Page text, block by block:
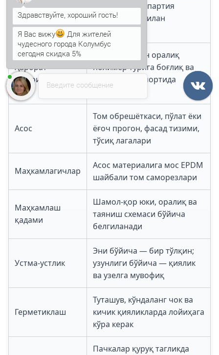
Ёнғин хусусияти
кўрсаткичлар партия
ҳужжатлари билан
тасдиқланади
Ҳарорат
шароити
Рухсат этилган оралиқ
полимер турига боғлиқ ва
маҳсулот паспортида
берилади
Асос
Том обрешёткаси, пўлат ёки
ёғоч прогон, фасад тизими,
тўсиқ лагалари
Маҳкамлагичлар
Асос материалига мос EPDM
шайбали том саморезлари
Маҳкамлаш
қадами
Шамол-қор юки, оралиқ ва
таяниш схемаси бўйича
белгиланади
Устма-устлик
Эни бўйича — бир тўлқин;
узунлиги бўйича — қиялик
ва узелга мувофиқ
Герметиклаш
Туташув, кўндаланг чок ва
кичик қияликларда лойиҳага
кўра керак
Пачкалар қуруқ тагликда
Введите сообщение
Здравствуйте, хороший гость!
Я Вас вижу
Для жителей
чудесного города Колумбус
сегодня скидка 5%
Аннапечатает...